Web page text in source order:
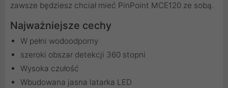
zawsze będziesz chciał mieć PinPoint MCE120 ze sobą.
Najważniejsze cechy
W pełni wodoodporny
szeroki obszar detekcji 360 stopni
Wysoka czułość
Wbudowana jasna latarka LED